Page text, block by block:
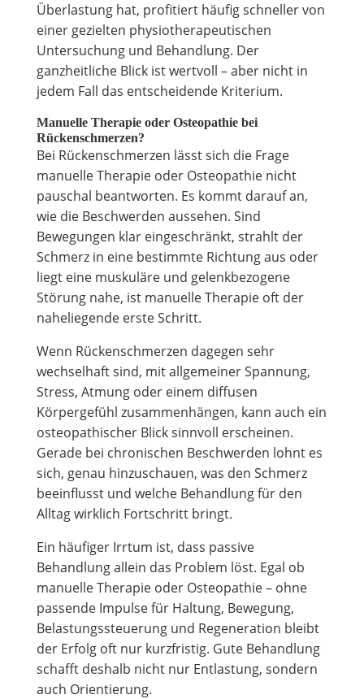
Überlastung hat, profitiert häufig schneller von
einer gezielten physiotherapeutischen
Untersuchung und Behandlung. Der
ganzheitliche Blick ist wertvoll – aber nicht in
jedem Fall das entscheidende Kriterium.
Manuelle Therapie oder Osteopathie bei
Rückenschmerzen?
Bei Rückenschmerzen lässt sich die Frage
manuelle Therapie oder Osteopathie nicht
pauschal beantworten. Es kommt darauf an,
wie die Beschwerden aussehen. Sind
Bewegungen klar eingeschränkt, strahlt der
Schmerz in eine bestimmte Richtung aus oder
liegt eine muskuläre und gelenkbezogene
Störung nahe, ist manuelle Therapie oft der
naheliegende erste Schritt.
Wenn Rückenschmerzen dagegen sehr
wechselhaft sind, mit allgemeiner Spannung,
Stress, Atmung oder einem diffusen
Körpergefühl zusammenhängen, kann auch ein
osteopathischer Blick sinnvoll erscheinen.
Gerade bei chronischen Beschwerden lohnt es
sich, genau hinzuschauen, was den Schmerz
beeinflusst und welche Behandlung für den
Alltag wirklich Fortschritt bringt.
Ein häufiger Irrtum ist, dass passive
Behandlung allein das Problem löst. Egal ob
manuelle Therapie oder Osteopathie – ohne
passende Impulse für Haltung, Bewegung,
Belastungssteuerung und Regeneration bleibt
der Erfolg oft nur kurzfristig. Gute Behandlung
schafft deshalb nicht nur Entlastung, sondern
auch Orientierung.